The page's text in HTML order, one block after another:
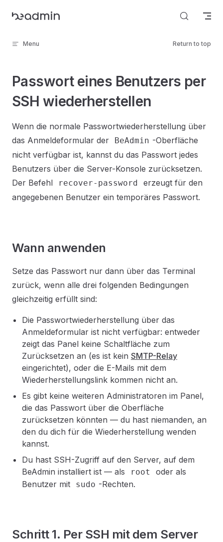
Skip to content
Menu Return to top
Passwort eines Benutzers per
SSH wiederherstellen
Wenn die normale Passwortwiederherstellung über
das Anmeldeformular der
BeAdmin -Oberfläche
nicht verfügbar ist, kannst du das Passwort jedes
Benutzers über die Server-Konsole zurücksetzen.
Der Befehl
recover-password
erzeugt für den
angegebenen Benutzer ein temporäres Passwort.
Wann anwenden
Setze das Passwort nur dann über das Terminal
zurück, wenn alle drei folgenden Bedingungen
gleichzeitig erfüllt sind:
Die Passwortwiederherstellung über das
Anmeldeformular ist nicht verfügbar: entweder
zeigt das Panel keine Schaltfläche zum
Zurücksetzen an (es ist kein SMTP-Relay
eingerichtet), oder die E-Mails mit dem
Wiederherstellungslink kommen nicht an.
Es gibt keine weiteren Administratoren im Panel,
die das Passwort über die Oberfläche
zurücksetzen könnten — du hast niemanden, an
den du dich für die Wiederherstellung wenden
kannst.
Du hast SSH-Zugriff auf den Server, auf dem
BeAdmin installiert ist — als
root
oder als
Benutzer mit
sudo -Rechten.
Schritt 1. Per SSH mit dem Server